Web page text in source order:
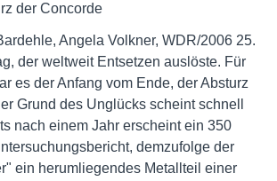
der Concorde
Angela Volkner, WDR/2006 25.
der weltweit Entsetzen auslöste. Für
es der Anfang vom Ende, der Absturz
Grund des Unglücks scheint schnell
nach einem Jahr erscheint ein 350
demzufolge der
ein herumliegendes Metallteil einer